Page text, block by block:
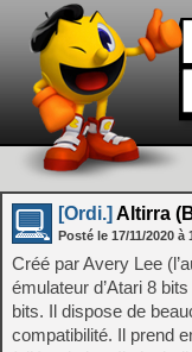
[Ordi.] Altirra
Posté le 17/11/2020 à
Créé par Avery Lee
émulateur d’Atari 8
bits. Il dispose de
compatibilité. Il prend